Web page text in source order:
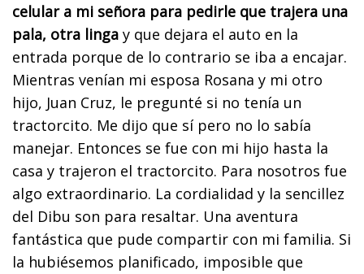
celular a mi señora para pedirle que trajera una
pala, otra linga y que dejara el auto en la
entrada porque de lo contrario se iba a encajar.
Mientras venían mi esposa Rosana y mi otro
hijo, Juan Cruz, le pregunté si no tenía un
tractorcito. Me dijo que sí pero no lo sabía
manejar. Entonces se fue con mi hijo hasta la
casa y trajeron el tractorcito. Para nosotros fue
algo extraordinario. La cordialidad y la sencillez
del Dibu son para resaltar. Una aventura
fantástica que pude compartir con mi familia. Si
la hubiésemos planificado, imposible que